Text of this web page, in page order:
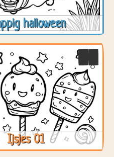
halloween
Ijsjes 01